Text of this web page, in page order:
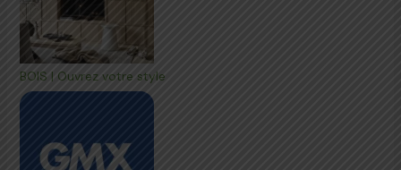
BOIS | Ouvrez votre style